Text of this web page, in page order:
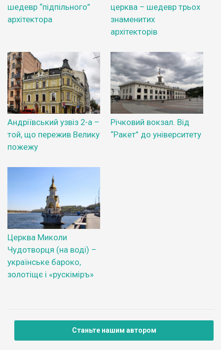
шедевр “підпільного”
архітектора
церква – шедевр трьох
знаменитих
архітекторів
Андріївський узвіз 2-а –
той, що пережив Велику
пожежу
Річковий вокзал. Від
“Ракет” до університету
Церква Миколи
Чудотворця (на воді) –
українське бароко,
золотіщє і «рускіміръ»
Станьте нашим автором